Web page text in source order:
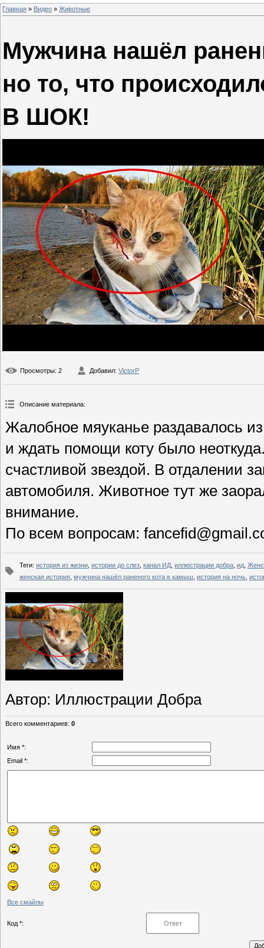
Главная » Видео » Животные
Мужчина нашёл
но то, что
В ШОК!
Просмотры: 2 Добавил: VictorP
Описание материала:
Жалобное мяуканье раздавалось
и ждать помощи коту было
счастливой звездой. В отдалении
автомобиля. Животное тут же
внимание.
По всем вопросам:
Теги: история из жизни истории до слез канал ИД иллюстрации добра ид
женская история мужчина нашёл раненого кота в камыш история на ночь
Автор: Иллюстрации Добра
Всего комментариев: 0
Имя *:
Email *:
Все смайлы
Код *: